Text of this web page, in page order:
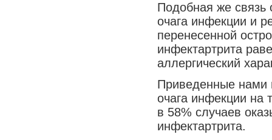
Подобная же связь
очага инфекции и
перенесенной
инфектартрита
аллергический
Приведенные нами
очага инфекции на
в 58% случаев
инфектартрита.